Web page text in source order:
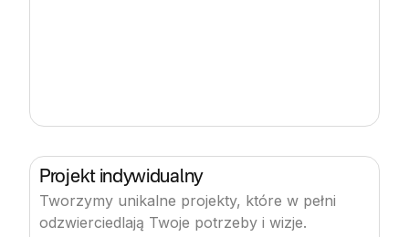
Projekt indywidualny
Tworzymy unikalne projekty, które w pełni
odzwierciedlają Twoje potrzeby i wizje.